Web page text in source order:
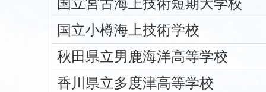
国立宮古海上技術短期大学校
国立小樽海上技術学校
秋田県立男鹿海洋高等学校
香川県立多度津高等学校